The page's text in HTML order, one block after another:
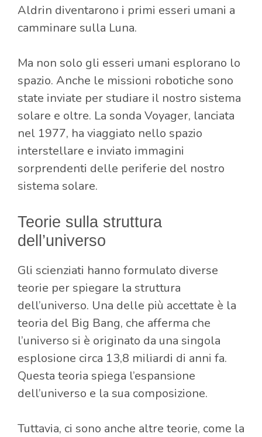
Aldrin diventarono i primi esseri umani a
camminare sulla Luna.
Ma non solo gli esseri umani esplorano lo
spazio. Anche le missioni robotiche sono
state inviate per studiare il nostro sistema
solare e oltre. La sonda Voyager, lanciata
nel 1977, ha viaggiato nello spazio
interstellare e inviato immagini
sorprendenti delle periferie del nostro
sistema solare.
Teorie sulla struttura
dell’universo
Gli scienziati hanno formulato diverse
teorie per spiegare la struttura
dell’universo. Una delle più accettate è la
teoria del Big Bang, che afferma che
l’universo si è originato da una singola
esplosione circa 13,8 miliardi di anni fa.
Questa teoria spiega l’espansione
dell’universo e la sua composizione.
Tuttavia, ci sono anche altre teorie, come la